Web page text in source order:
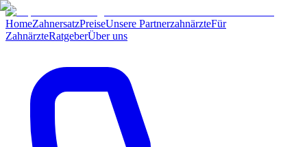
HomeZahnersatzPreiseUnsere PartnerzahnärzteFür
ZahnärzteRatgeberÜber uns